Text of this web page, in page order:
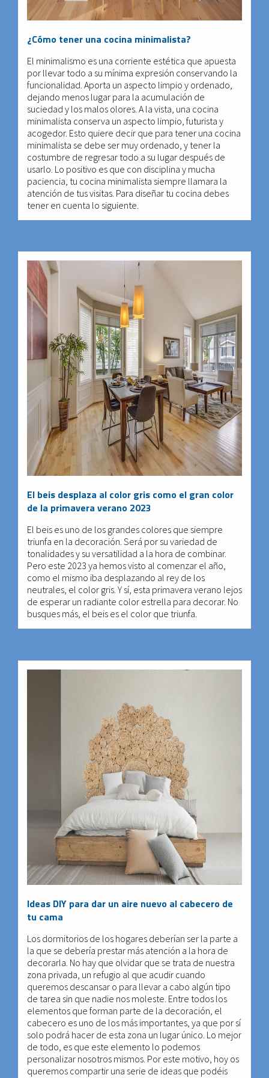
¿Cómo tener una cocina minimalista?
El minimalismo es una corriente estética que apuesta
por llevar todo a su mínima expresión conservando la
funcionalidad. Aporta un aspecto limpio y ordenado,
dejando menos lugar para la acumulación de
suciedad y los malos olores. A la vista, una cocina
minimalista conserva un aspecto limpio, futurista y
acogedor. Esto quiere decir que para tener una cocina
minimalista se debe ser muy ordenado, y tener la
costumbre de regresar todo a su lugar después de
usarlo. Lo positivo es que con disciplina y mucha
paciencia, tu cocina minimalista siempre llamara la
atención de tus visitas. Para diseñar tu cocina debes
tener en cuenta lo siguiente.
El beis desplaza al color gris como el gran color
de la primavera verano 2023
El beis es uno de los grandes colores que siempre
triunfa en la decoración. Será por su variedad de
tonalidades y su versatilidad a la hora de combinar.
Pero este 2023 ya hemos visto al comenzar el año,
como el mismo iba desplazando al rey de los
neutrales, el color gris. Y sí, esta primavera verano lejos
de esperar un radiante color estrella para decorar. No
busques más, el beis es el color que triunfa.
Ideas DIY para dar un aire nuevo al cabecero de
tu cama
Los dormitorios de los hogares deberían ser la parte a
la que se debería prestar más atención a la hora de
decorarla. No hay que olvidar que se trata de nuestra
zona privada, un refugio al que acudir cuando
queremos descansar o para llevar a cabo algún tipo
de tarea sin que nadie nos moleste. Entre todos los
elementos que forman parte de la decoración, el
cabecero es uno de los más importantes, ya que por sí
solo podrá hacer de esta zona un lugar único. Lo mejor
de todo, es que este elemento lo podemos
personalizar nosotros mismos. Por este motivo, hoy os
queremos compartir una serie de ideas que podéis